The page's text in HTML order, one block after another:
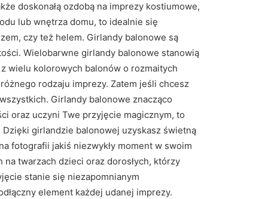
doskonałą ozdobą na imprezy kostiumowe,
lub wnętrza domu, to idealnie się
czy też helem. Girlandy balonowe są
Wielobarwne girlandy balonowe stanowią
wielu kolorowych balonów o rozmaitych
rodzaju imprezy. Zatem jeśli chcesz
Girlandy balonowe znacząco
oraz uczyni Twe przyjęcie magicznym, to
girlandzie balonowej uzyskasz świetną
fotografii jakiś niezwykły moment w swoim
twarzach dzieci oraz dorosłych, którzy
stanie się niezapomnianym
element każdej udanej imprezy.